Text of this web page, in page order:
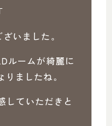
いました。
ルームが綺麗に
ましたね。
していただきと